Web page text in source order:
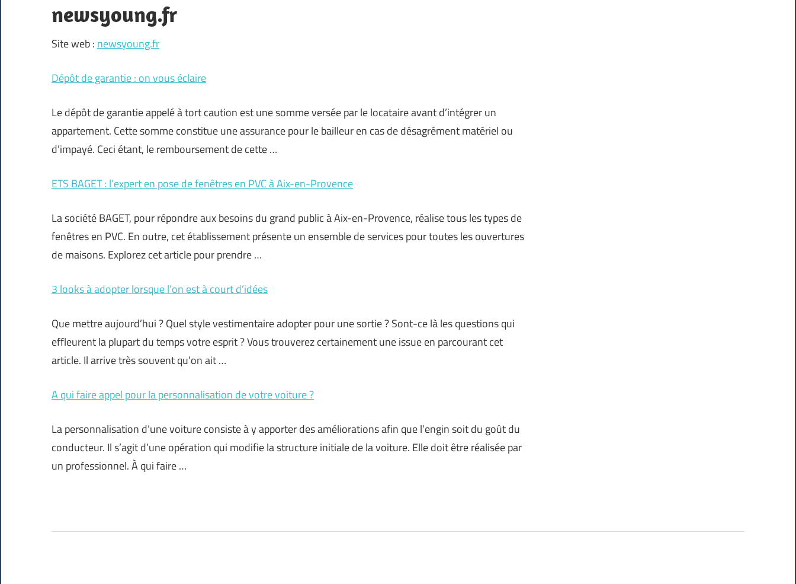
newsyoung.fr
Site web : newsyoung.fr
Dépôt de garantie : on vous éclaire
Le dépôt de garantie appelé à tort caution est une somme versée par le locataire avant d’intégrer un
appartement. Cette somme constitue une assurance pour le bailleur en cas de désagrément matériel ou
d’impayé. Ceci étant, le remboursement de cette …
ETS BAGET : l’expert en pose de fenêtres en PVC à Aix-en-Provence
La société BAGET, pour répondre aux besoins du grand public à Aix-en-Provence, réalise tous les types de
fenêtres en PVC. En outre, cet établissement présente un ensemble de services pour toutes les ouvertures
de maisons. Explorez cet article pour prendre …
3 looks à adopter lorsque l’on est à court d’idées
Que mettre aujourd’hui ? Quel style vestimentaire adopter pour une sortie ? Sont-ce là les questions qui
effleurent la plupart du temps votre esprit ? Vous trouverez certainement une issue en parcourant cet
article. Il arrive très souvent qu’on ait …
A qui faire appel pour la personnalisation de votre voiture ?
La personnalisation d’une voiture consiste à y apporter des améliorations afin que l’engin soit du goût du
conducteur. Il s’agit d’une opération qui modifie la structure initiale de la voiture. Elle doit être réalisée par
un professionnel. À qui faire …